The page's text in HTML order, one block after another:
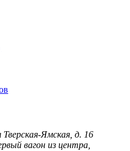
Ямская, д. 16
вагон из центра,